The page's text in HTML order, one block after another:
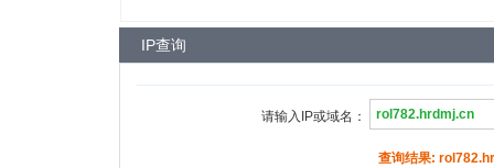
IP查询
请输入IP或域名：
查询结果: